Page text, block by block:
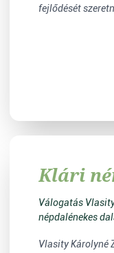
fejlődését
Klári
Válogatás
népdalénekes
Vlasity Károlyné